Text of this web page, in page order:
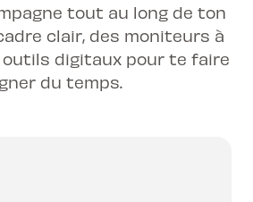
tout au long de ton
clair, des moniteurs à
digitaux pour te faire
du temps.